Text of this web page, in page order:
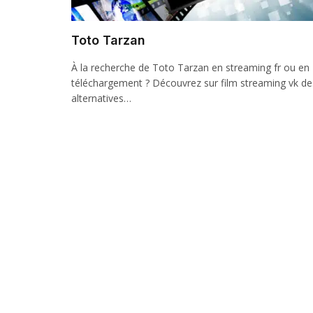
Toto Tarzan
À la recherche de Toto Tarzan en streaming fr ou en
téléchargement ? Découvrez sur film streaming vk
alternatives…